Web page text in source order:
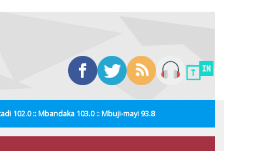
102.0 :: Mbandaka 103.0 :: Mbuji-mayi 93.8